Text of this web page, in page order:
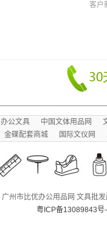
客户
办公文具 中国文体用品网
金碟配套商城 国际文仪网
广州市比优办公用品网 文具批
粤ICP备13089843号